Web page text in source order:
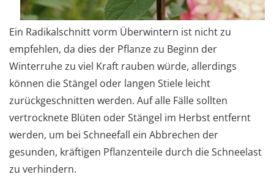
Ein Radikalschnitt vorm Überwintern ist nicht zu
empfehlen, da dies der Pflanze zu Beginn der
Winterruhe zu viel Kraft rauben würde, allerdings
können die Stängel oder langen Stiele leicht
zurückgeschnitten werden. Auf alle Fälle sollten
vertrocknete Blüten oder Stängel im Herbst entfernt
werden, um bei Schneefall ein Abbrechen der
gesunden, kräftigen Pflanzenteile durch die Schneelast
zu verhindern.